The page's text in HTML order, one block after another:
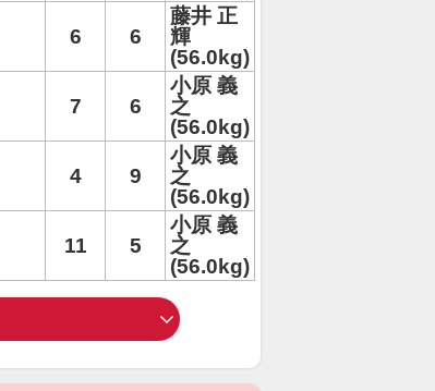
6 6
藤井 正
輝
(56.0kg)
7 6
小原 義
之
(56.0kg)
4 9
小原 義
之
(56.0kg)
11 5
小原 義
之
(56.0kg)